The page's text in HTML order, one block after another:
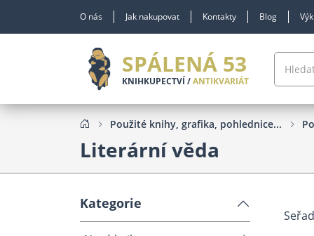
O nás Jak nakupovat Kontakty Blog
SPÁLENÁ 53
KNIHKUPECTVÍ /ANTIKVARIÁT
Použité knihy, grafika, pohlednice...
Literární věda
Kategorie